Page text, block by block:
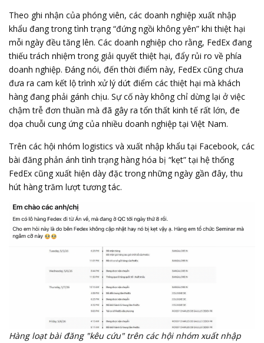
Theo ghi nhận của phóng viên, các doanh nghiệp xuất nhập
khẩu đang trong tình trạng “đứng ngồi không yên” khi thiệt hại
mỗi ngày đều tăng lên. Các doanh nghiệp cho rằng, FedEx đang
thiếu trách nhiệm trong giải quyết thiệt hại, đẩy rủi ro về phía
doanh nghiệp. Đáng nói, đến thời điểm này, FedEx cũng chưa
đưa ra cam kết lộ trình xử lý dứt điểm các thiệt hại mà khách
hàng đang phải gánh chịu. Sự cố này không chỉ dừng lại ở việc
chậm trễ đơn thuần mà đã gây ra tổn thất kinh tế rất lớn, đe
dọa chuỗi cung ứng của nhiều doanh nghiệp tại Việt Nam.
Trên các hội nhóm logistics và xuất nhập khẩu tại Facebook, các
bài đăng phản ánh tình trạng hàng hóa bị “kẹt” tại hệ thống
FedEx cũng xuất hiện dày đặc trong những ngày gần đây, thu
hút hàng trăm lượt tương tác.
Hàng loạt bài đăng "kêu cứu" trên các hội nhóm xuất nhập